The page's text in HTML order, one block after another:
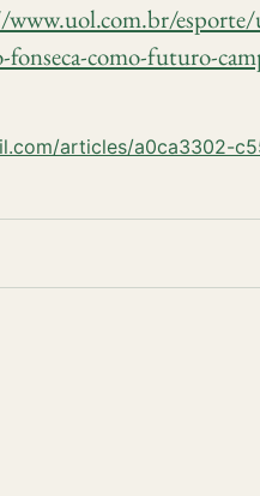
fonseca-como-futuro-
articles/a0ca3302-